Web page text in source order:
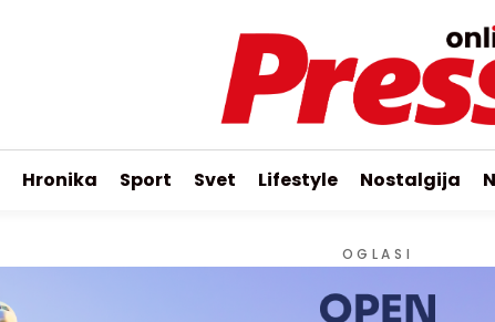
Hronika Sport Svet Lifestyle Nostalgija
OGLASI